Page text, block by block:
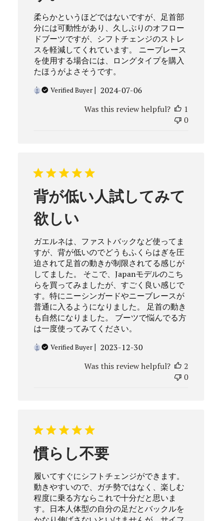
柔らかというほどではないですが、足首部
分には可動性があり、久しぶりのオフロー
ドブーツですが、シフトチェンジのストレ
スを軽減してくれています。 ニーブレース
を使用する場合には、ロングタイプを購入
たほうがよさそうです。
Verified Buyer
Published
2024-07-06
Was this review helpful?
1
0
背が低い人試してみて
欲しい
ガエルネは、ファストバックなど使ってま
すが、背が低いのでどうもふくらはぎを圧
迫されて足首の動きが制限されてる感じが
してました。 そこで、Japanモデルのこち
らを買ってみましたが、すごく良い感じで
す。特にニーシンガードやニーブレースが
普通に入るようになりました。 足首の動き
も自然になりました。 ブーツで悩んでる方
は一度使ってみてください。
Verified Buyer
Published
2023-12-30
Was this review helpful?
2
0
慣らし不要
履いてすぐにシフトチェンジができます。
動きやすいので、ガチ勢ではなく、楽しむ
程度に乗る方ならこれで十分だと思いま
す。日本人体型の自分の足だとバックルを